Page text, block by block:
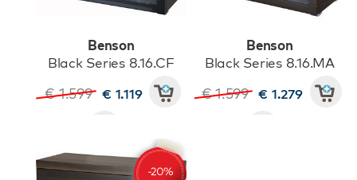
Benson
Black Series 8.16.CF
€ 1.599 € 1.119
Benson
Black Series 8.16.MA
€ 1.599 € 1.279